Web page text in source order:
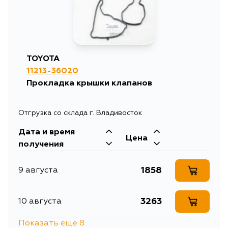
TOYOTA
11213-36020
Прокладка крышки клапанов
Отгрузка со склада г. Владивосток
Дата и время
получения
Цена
9 августа 1858
10 августа 3263
Показать еще 8